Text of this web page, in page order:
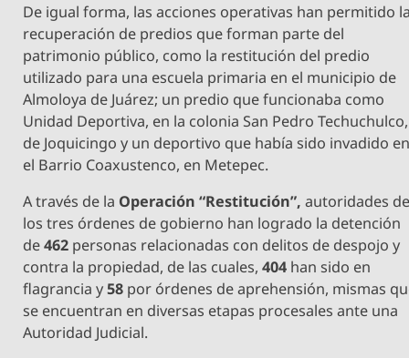
De igual forma, las acciones operativas han permitido
recuperación de predios que forman parte del
patrimonio público, como la restitución del predio
utilizado para una escuela primaria en el municipio de
Almoloya de Juárez; un predio que funcionaba como
Unidad Deportiva, en la colonia San Pedro Techuchulco,
de Joquicingo y un deportivo que había sido invadido
el Barrio Coaxustenco, en Metepec.
A través de la Operación “Restitución”,autoridades
los tres órdenes de gobierno han logrado la detención
de462 personas relacionadas con delitos de despojo y
contra la propiedad, de las cuales,404 han sido en
flagrancia y58 por órdenes de aprehensión, mismas
se encuentran en diversas etapas procesales ante una
Autoridad Judicial.